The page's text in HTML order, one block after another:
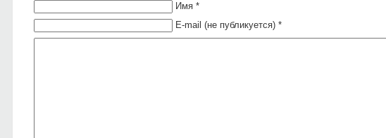
Имя *
E-mail (не публикуется) *